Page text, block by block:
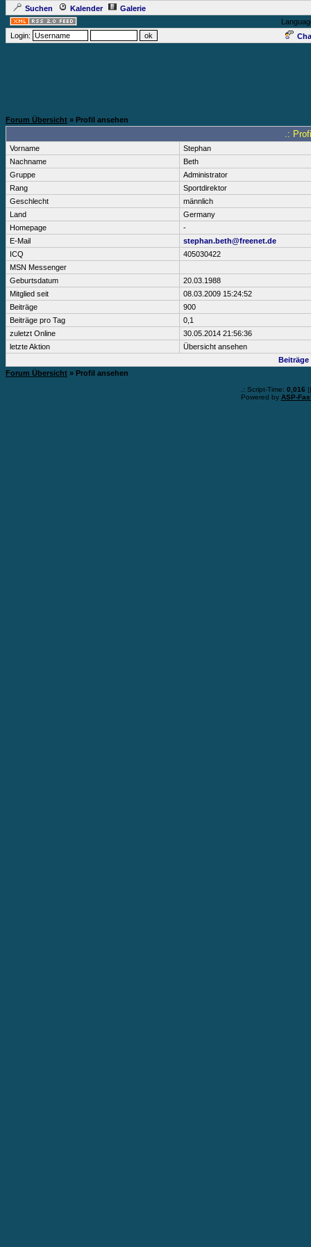
Suchen Kalender
Galerie
Login:
Forum Übersicht » Profil ansehen
.:
Vorname
Stephan
Nachname
Beth
Gruppe
Administrator
Rang
Sportdirektor
Geschlecht
männlich
Land
Germany
Homepage
-
E-Mail
stephan.beth@freenet.de
ICQ
405030422
MSN Messenger
Geburtsdatum
20.03.1988
Mitglied seit
08.03.2009 15:24:52
Beiträge
900
Beiträge pro Tag
0,1
zuletzt Online
30.05.2014 21:56:36
letzte Aktion
Übersicht ansehen
Beiträge
Forum Übersicht » Profil ansehen
.: Script-Time: 0,016
Powered by ASP-